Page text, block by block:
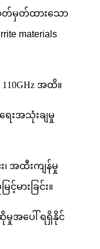
သတ်မှတ်ထားသော
materials
110GHz အထိ။
ေးအသုံးချမှု
၊ အထီးကျန်မှု
င့်မားခြင်း။
အပေါ် ရရှိနိုင်